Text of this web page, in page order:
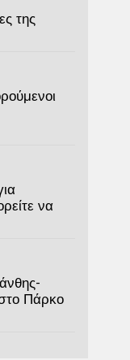
της
να
Πάρκο